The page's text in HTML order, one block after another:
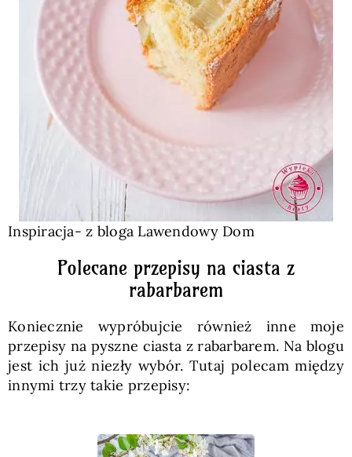
Inspiracja- z bloga Lawendowy Dom
Polecane przepisy na ciasta z
rabarbarem
Koniecznie wypróbujcie również inne moje
przepisy na pyszne ciasta z rabarbarem. Na blogu
jest ich już niezły wybór. Tutaj polecam między
innymi trzy takie przepisy: